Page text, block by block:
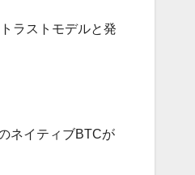
ラストモデルと発
ネイティブBTCが